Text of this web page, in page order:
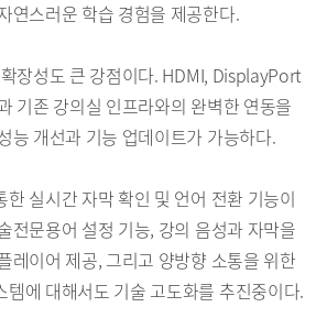
연스러운 학습 경험을 제공한다.
장성도 큰 강점이다. HDMI, DisplayPort
기존 강의실 인프라와의 완벽한 연동을
능 개선과 기능 업데이트가 가능하다.
한 실시간 자막 확인 및 언어 전환 기능이
전문용어 설정 기능, 강의 음성과 자막을
레이어 제공, 그리고 양방향 소통을 위한
템에 대해서도 기술 고도화를 추진중이다.